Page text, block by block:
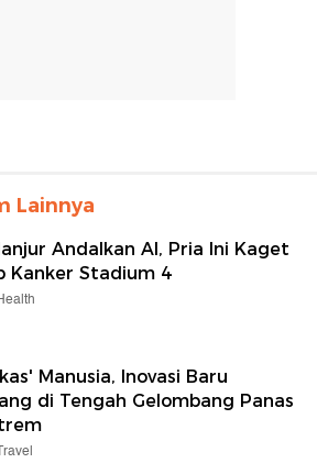
Lainnya
Andalkan AI, Pria Ini Kaget
Kanker Stadium 4
Manusia, Inovasi Baru
di Tengah Gelombang Panas